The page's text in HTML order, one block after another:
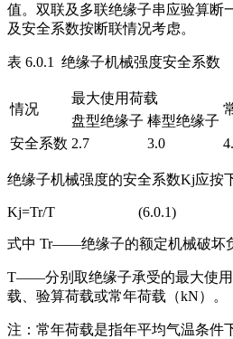
值。双联及多联绝缘子串应验算断
及安全系数按断联情况考虑。
表 6.0.1 绝缘子机械强度安全系数
情况
最大使用荷载
盘型绝缘子 棒型绝缘子
安全系数 2.7 3.0
绝缘子机械强度的安全系数Kj应按
Kj=Tr/T (6.0.1)
式中 Tr——绝缘子的额定机械破坏
T——分别取绝缘子承受的最大使
载、验算荷载或常年荷载（kN）。
注：常年荷载是指年平均气温条件